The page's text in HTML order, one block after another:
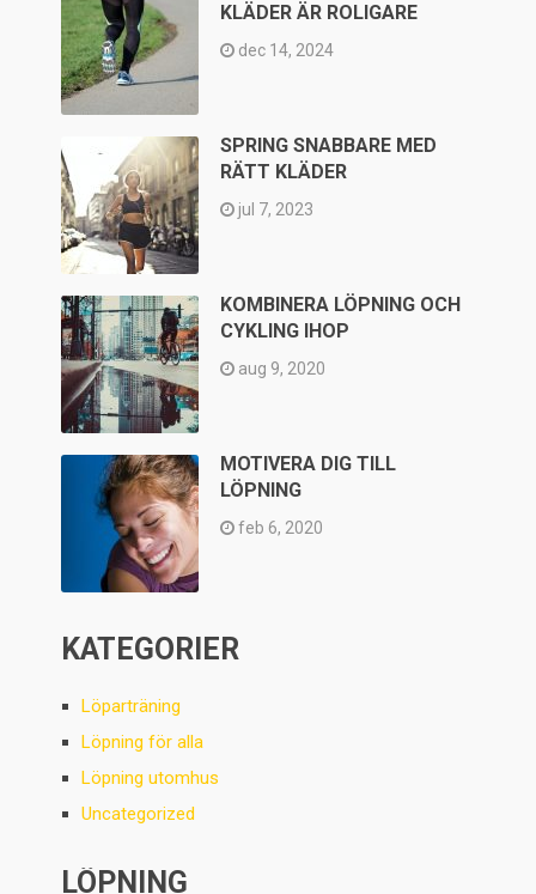
KLÄDER ÄR ROLIGARE
dec 14, 2024
SPRING SNABBARE MED
RÄTT KLÄDER
jul 7, 2023
KOMBINERA LÖPNING OCH
CYKLING IHOP
aug 9, 2020
MOTIVERA DIG TILL
LÖPNING
feb 6, 2020
KATEGORIER
Löparträning
Löpning för alla
Löpning utomhus
Uncategorized
LÖPNING